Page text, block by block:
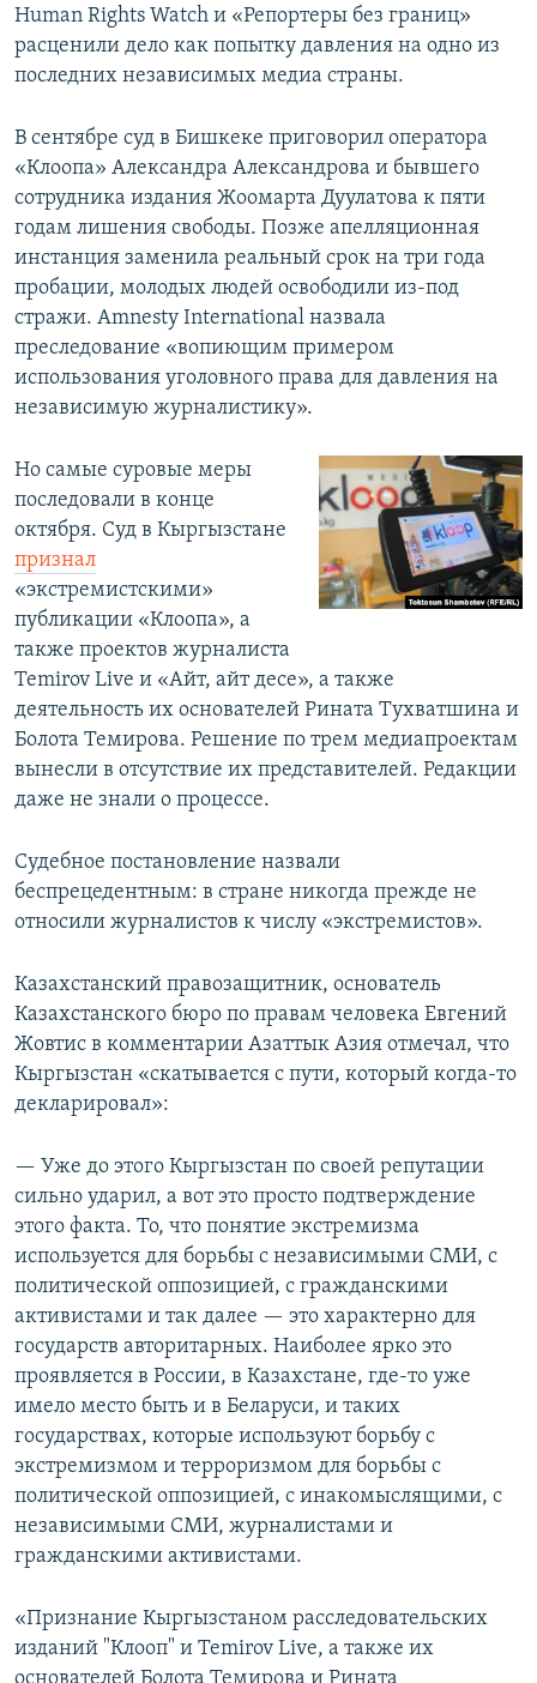
Human Rights Watch и «Репортеры без границ»
расценили дело как попытку давления на одно из
последних независимых медиа страны.
В сентябре суд в Бишкеке приговорил оператора
«Клоопа» Александра Александрова и бывшего
сотрудника издания Жоомарта Дуулатова к пяти
годам лишения свободы. Позже апелляционная
инстанция заменила реальный срок на три года
пробации, молодых людей освободили из-под
стражи. Amnesty International назвала
преследование «вопиющим примером
использования уголовного права для давления на
независимую журналистику».
Но самые суровые меры
последовали в конце
октября. Суд в Кыргызстане
признал
«экстремистскими»
публикации «Клоопа», а
также проектов журналиста
Temirov Live и «Айт, айт десе», а также
деятельность их основателей Рината Тухватшина и
Болота Темирова. Решение по трем медиапроектам
вынесли в отсутствие их представителей. Редакции
даже не знали о процессе.
Судебное постановление назвали
беспрецедентным: в стране никогда прежде не
относили журналистов к числу «экстремистов».
Казахстанский правозащитник, основатель
Казахстанского бюро по правам человека Евгений
Жовтис в комментарии Азаттык Азия отмечал, что
Кыргызстан «скатывается с пути, который когда-то
декларировал»:
— Уже до этого Кыргызстан по своей репутации
сильно ударил, а вот это просто подтверждение
этого факта. То, что понятие экстремизма
используется для борьбы с независимыми СМИ, с
политической оппозицией, с гражданскими
активистами и так далее — это характерно для
государств авторитарных. Наиболее ярко это
проявляется в России, в Казахстане, где-то уже
имело место быть и в Беларуси, и таких
государствах, которые используют борьбу с
экстремизмом и терроризмом для борьбы с
политической оппозицией, с инакомыслящими, с
независимыми СМИ, журналистами и
гражданскими активистами.
«Признание Кыргызстаном расследовательских
изданий "Клооп" и Temirov Live, а также их